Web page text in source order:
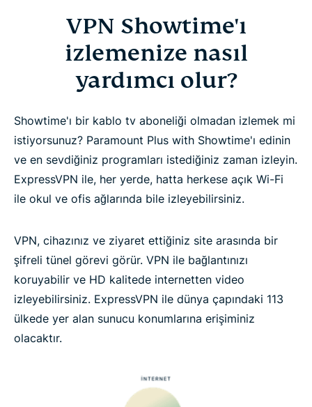
VPN Showtime'ı
izlemenize nasıl
yardımcı olur?
Showtime'ı bir kablo tv aboneliği olmadan izlemek mi
istiyorsunuz? Paramount Plus with Showtime'ı edinin
ve en sevdiğiniz programları istediğiniz zaman izleyin.
ExpressVPN ile, her yerde, hatta herkese açık Wi-Fi
ile okul ve ofis ağlarında bile izleyebilirsiniz.
VPN, cihazınız ve ziyaret ettiğiniz site arasında bir
şifreli tünel görevi görür. VPN ile bağlantınızı
koruyabilir ve HD kalitede internetten video
izleyebilirsiniz. ExpressVPN ile dünya çapındaki 113
ülkede yer alan sunucu konumlarına erişiminiz
olacaktır.